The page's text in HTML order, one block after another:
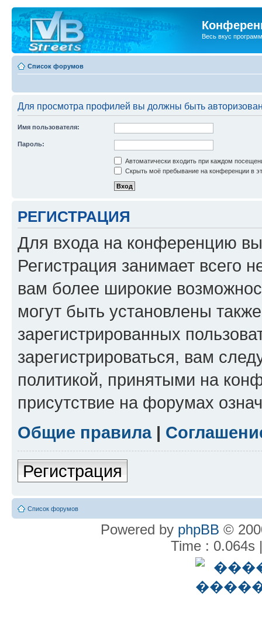
Весь вкус
Список форумов
Для просмотра профилей вы должны быть
Имя пользователя:
Пароль:
Автоматически входить при каждом
Скрыть моё пребывание на конференции в
РЕГИСТРАЦИЯ
Для входа на конференцию
Регистрация занимает всего
вам более широкие
могут быть установлены
зарегистрированных
зарегистрироваться, вам
политикой, принятыми на
присутствие на форумах
Общие правила|
Регистрация
Список форумов
Powered by phpBB ©
Time : 0.064s